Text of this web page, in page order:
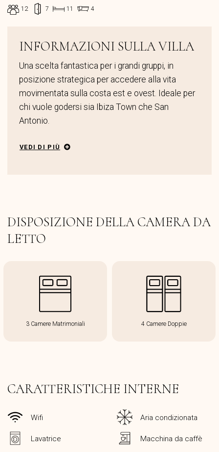
12 7 11 4
INFORMAZIONI SULLA VILLA
Una scelta fantastica per i grandi gruppi, in
posizione strategica per accedere alla vita
movimentata sulla costa est e ovest. Ideale per
chi vuole godersi sia Ibiza Town che San
Antonio.
VEDI DI PIÙ
DISPOSIZIONE DELLA CAMERA DA
LETTO
3 Camere Matrimoniali 4 Camere Doppie
CARATTERISTICHE INTERNE
Wifi Aria condizionata
Lavatrice Macchina da caffè